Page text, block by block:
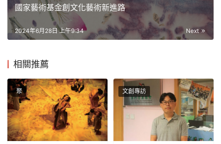
國家藝術基金創文化藝術新進路
Next
2024年6月28日 上午9:34
相關推薦
聚 文創專訪